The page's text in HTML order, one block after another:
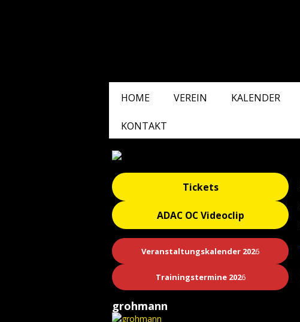
HOME VEREIN KALENDER
KONTAKT
Tickets
ADAC OC Videoclip
Veranstaltungskalender 2026
Trainingstermine 2026
grohmann